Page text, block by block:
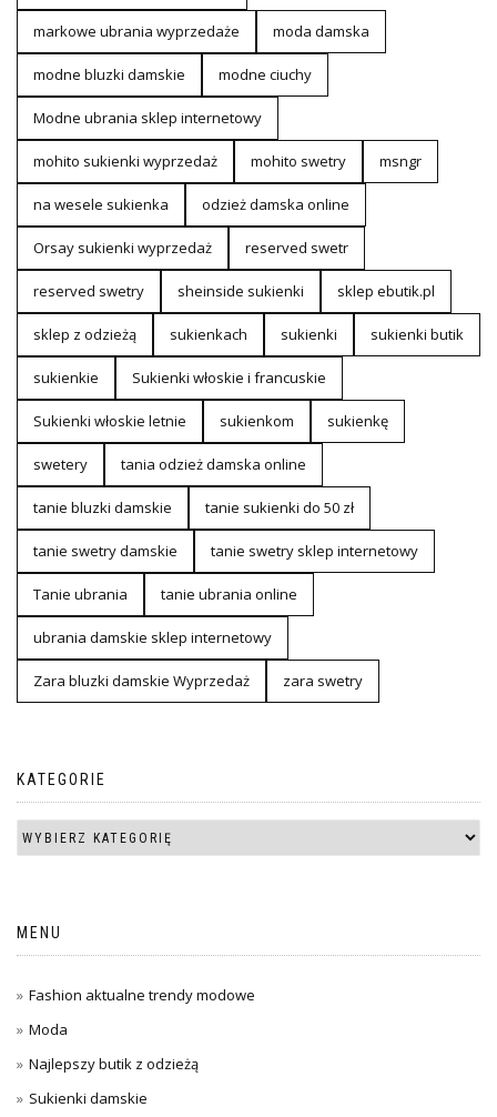
markowe ubrania wyprzedaże moda damska
modne bluzki damskie modne ciuchy
Modne ubrania sklep internetowy
mohito sukienki wyprzedaż mohito swetry msngr
na wesele sukienka odzież damska online
Orsay sukienki wyprzedaż reserved swetr
reserved swetry sheinside sukienki sklep ebutik.pl
sklep z odzieżą sukienkach sukienki sukienki butik
sukienkie Sukienki włoskie i francuskie
Sukienki włoskie letnie sukienkom sukienkę
swetery tania odzież damska online
tanie bluzki damskie tanie sukienki do 50 zł
tanie swetry damskie tanie swetry sklep internetowy
Tanie ubrania tanie ubrania online
ubrania damskie sklep internetowy
Zara bluzki damskie Wyprzedaż zara swetry
KATEGORIE
MENU
Fashion aktualne trendy modowe
Moda
Najlepszy butik z odzieżą
Sukienki damskie